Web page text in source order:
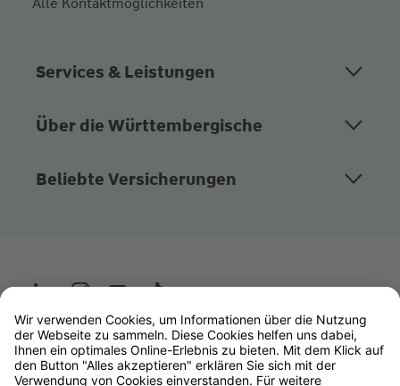
Services & Leistungen
Über die Württembergische
Beliebte Versicherungen
Wüstenrot
W&W Gruppe